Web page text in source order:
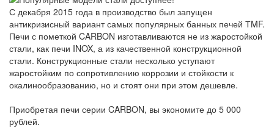
С декабря 2015 года в производство был запущен
антикризисный вариант самых популярных банных печей ТMF.
Печи с пометкой CARBON изготавливаются не из жаростойкой
стали, как печи INOX, а из качественной конструкционной
стали. Конструкционные стали несколько уступают
жаростойким по сопротивлению коррозии и стойкости к
окалинообразованию, но и стоят они при этом дешевле.
Приобретая печи серии CARBON, вы экономите до 5 000
рублей.